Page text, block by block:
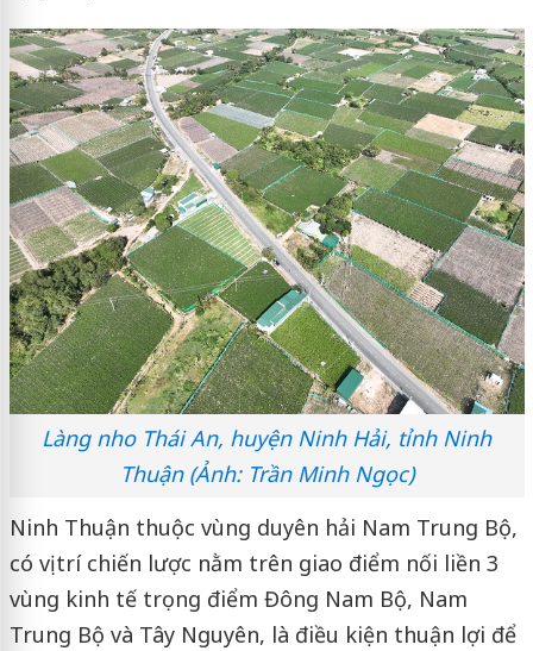
Làng nho Thái An, huyện Ninh Hải, tỉnh Ninh
Thuận (Ảnh: Trần Minh Ngọc)
Ninh Thuận thuộc vùng duyên hải Nam Trung Bộ,
có vị trí chiến lược nằm trên giao điểm nối liền 3
vùng kinh tế trọng điểm Đông Nam Bộ, Nam
Trung Bộ và Tây Nguyên, là điều kiện thuận lợi để